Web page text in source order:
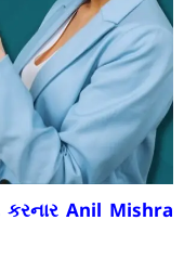
Anil Mishra